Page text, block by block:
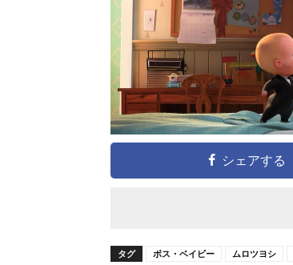
シェアする
タグ ボス・ベイビー ムロツヨシ